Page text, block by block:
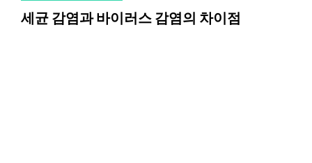
세균 감염과 바이러스 감염의 차이점